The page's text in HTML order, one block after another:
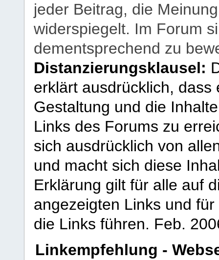
jeder Beitrag, die
widerspiegelt. Im Forum
dementsprechend zu
Distanzierungsklausel:
erklärt ausdrücklich,
Gestaltung und die
Links des Forums zu
sich ausdrücklich von
und macht sich diese
Erklärung gilt für alle auf
angezeigten Links und
die Links führen. Feb.
Linkempfehlung -